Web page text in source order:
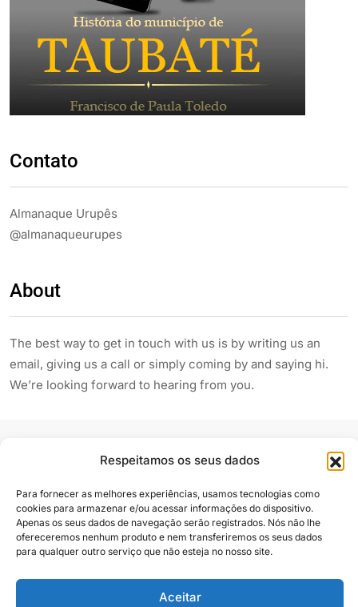
Respeitamos os seus dados
Para fornecer as melhores experiências, usamos tecnologias como
cookies para armazenar e/ou acessar informações do dispositivo.
Apenas os seus dados de navegação serão registrados. Nós não lhe
ofereceremos nenhum produto e nem transferiremos os seus dados
para qualquer outro serviço que não esteja no nosso site.
Aceitar
Contato
Almanaque Urupês
@almanaqueurupes
About
The best way to get in touch with us is by writing us an
email, giving us a call or simply coming by and saying hi.
We’re looking forward to hearing from you.
Siga e compartilhe